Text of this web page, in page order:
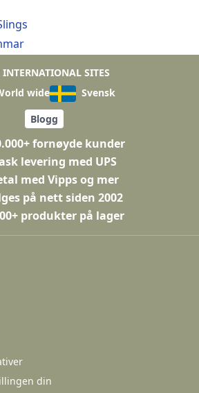
INTERNATIONAL SITES
wide
Svensk
Blogg
fornøyde kunder
levering med UPS
med Vipps og mer
på nett siden 2002
produkter på lager
din